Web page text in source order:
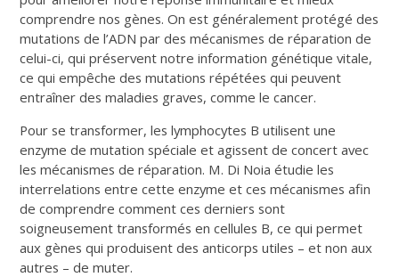
comprendre nos gènes. On est généralement protégé des
mutations de l’ADN par des mécanismes de réparation de
celui-ci, qui préservent notre information génétique vitale,
ce qui empêche des mutations répétées qui peuvent
entraîner des maladies graves, comme le cancer.
Pour se transformer, les lymphocytes B utilisent une
enzyme de mutation spéciale et agissent de concert avec
les mécanismes de réparation. M. Di Noia étudie les
interrelations entre cette enzyme et ces mécanismes afin
de comprendre comment ces derniers sont
soigneusement transformés en cellules B, ce qui permet
aux gènes qui produisent des anticorps utiles – et non aux
autres – de muter.